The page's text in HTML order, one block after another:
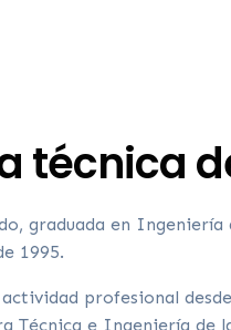
técnica
graduada en Ingeniería
1995.
profesional
Técnica e Ingeniería de